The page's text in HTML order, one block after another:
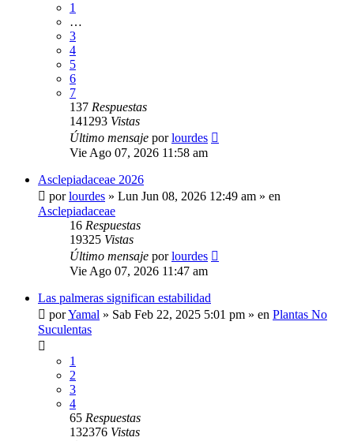
1
…
3
4
5
6
7
137 Respuestas
141293 Vistas
Último mensaje porlourdes
Vie Ago 07, 2026 11:58 am
Asclepiadaceae 2026
porlourdes » Lun Jun 08, 2026 12:49 am » en
Asclepiadaceae
16 Respuestas
19325 Vistas
Último mensaje porlourdes
Vie Ago 07, 2026 11:47 am
Las palmeras significan estabilidad
porYamal » Sab Feb 22, 2025 5:01 pm » en Plantas No
Suculentas
1
2
3
4
65 Respuestas
132376 Vistas